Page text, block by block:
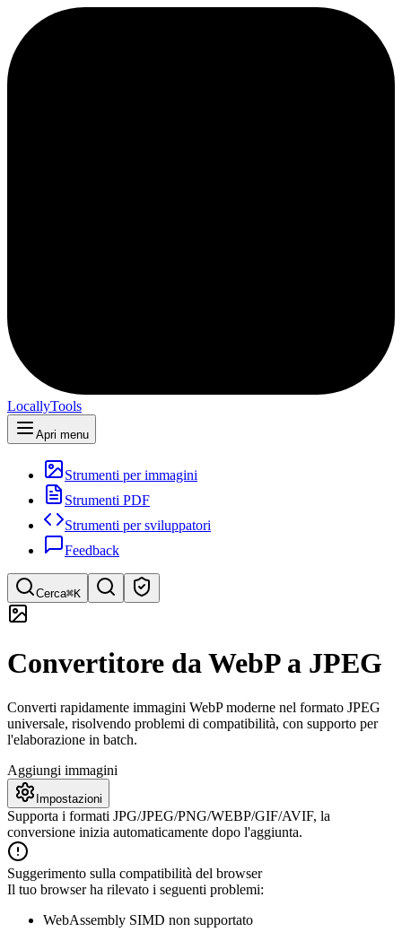
LocallyTools
Apri menu
Strumenti per immagini
Strumenti PDF
Strumenti per sviluppatori
Feedback
Cerca⌘K
Ricerca rapida di strumenti
Convertitore da WebP a JPEG
Converti rapidamente immagini WebP moderne nel formato JPEG
universale, risolvendo problemi di compatibilità, con supporto per
l'elaborazione in batch.
Aggiungi immagini
Impostazioni
Supporta i formati JPG/JPEG/PNG/WEBP/GIF/AVIF, la
conversione inizia automaticamente dopo l'aggiunta.
Suggerimento sulla compatibilità del browser
Il tuo browser ha rilevato i seguenti problemi:
WebAssembly SIMD non supportato